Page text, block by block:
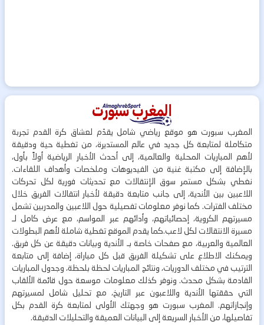
المغرب سبورت هو موقع رياضي شامل يقدّم لعشاق كرة القدم تجربة
متكاملة لمتابعة كل جديد في عالم المستديرة، من تغطية حية ودقيقة
لأهم المباريات المحلية والعالمية، إلى أحدث الأخبار الرياضية أولاً بأول،
بالإضافة إلى مكتبة غنية من الفيديوهات وملخصات وأهداف اللقاءات.
نغطي بشكل مستمر سوق الإنتقالات مع تحديثات فورية لكل تحركات
اللاعبين بين الأندية، إلى جانب متابعة دقيقة لأخبار انتقالات الفريق خلال
مختلف الفترات. كما نوفر معلومات تفصيلية حول اللاعبين والمدربين تشمل
مسيرتهم الكروية، إحصائياتهم، وأدائهم عبر المواسم، مع عرض كامل لـ
مسيرة الانتقالات لكل لاعب.كما يقدم الموقع تغطية شاملة لأهم البطولات
العالمية والعربية، مع صفحات خاصة بـ الأندية وبيانات دقيقة عن كل فريق.
ويمكنك الاطلاع على تشكيلة الفريق قبل كل مباراة، إضافة إلى متابعة
الترتيب في مختلف الدوريات، ونتائج المباريات لحظة بلحظة، وجدول المباريات
القادمة بشكل محدث. ونوفر كذلك معلومات موسعة حول قائمة الألقاب
التي حققتها الأندية واللاعبون عبر التاريخ، مع تحليل شامل لمسيرتهم
وإنجازاتهم. المغرب سبورت هو وجهتك الأولى لمتابعة كرة القدم بكل
تفاصيلها، من الأخبار السريعة إلى البيانات العميقة والتحليلات الدقيقة.